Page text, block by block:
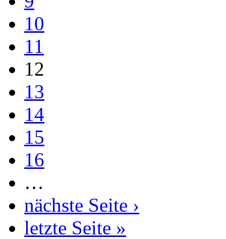
10
11
12
13
14
15
16
…
nächste Seite ›
letzte Seite »